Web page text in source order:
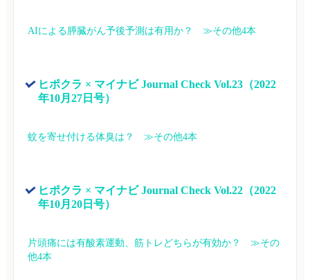
AIによる膵臓がん予後予測は有用か？　≫その他4本
ヒポクラ × マイナビ Journal Check Vol.23（2022
年10月27日号）
蚊を寄せ付ける体臭は？　≫その他4本
ヒポクラ × マイナビ Journal Check Vol.22（2022
年10月20日号）
片頭痛には有酸素運動、筋トレどちらが有効か？　≫その
他4本